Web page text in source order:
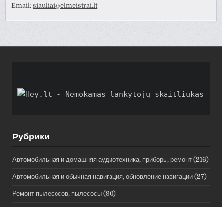
Email:siauliai@elmeistrai.lt
Рубрики
Автомобильная и домашняя аудиотехника, приборы, ремонт (216)
Автомобильная и обычная навигация, обновление навигации (27)
Ремонт пылесосов, пылесосы (90)